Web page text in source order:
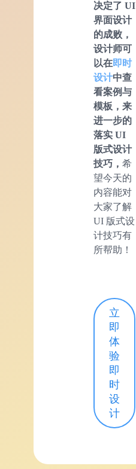
决定了 UI
界面设计
的成败，
设计师可
以在即时
设计中查
看案例与
模板，来
进一步的
落实 UI
版式设计
技巧， 希
望今天的
内容能对
大家了解
UI 版式设
计技巧有
所帮助！
立
即
体
验
即
时
设
计